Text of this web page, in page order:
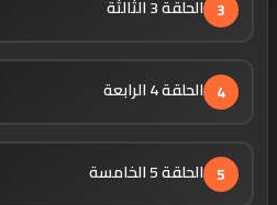
3 الحلقة 3 الثالثة
4 الحلقة 4 الرابعة
5 الحلقة 5 الخامسة